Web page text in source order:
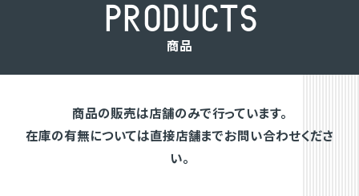
PRODUCTS
商品
商品の販売は店舗のみで行っています。
在庫の有無については直接店舗までお問い合わせくださ
い。